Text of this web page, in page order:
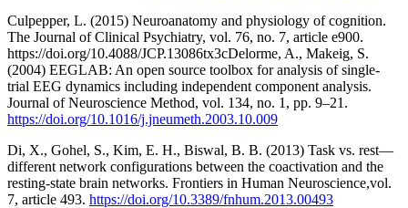
Culpepper, L. (2015) Neuroanatomy and physiology of cognition.
The Journal of Clinical Psychiatry, vol. 76, no. 7, article e900.
https://doi.org/10.4088/JCP.13086tx3cDelorme, A., Makeig, S.
(2004) EEGLAB: An open source toolbox for analysis of single-
trial EEG dynamics including independent component analysis.
Journal of Neuroscience Method, vol. 134, no. 1, pp. 9–21.
https://doi.org/10.1016/j.jneumeth.2003.10.009
Di, X., Gohel, S., Kim, E. H., Biswal, B. B. (2013) Task vs. rest—
different network configurations between the coactivation and the
resting-state brain networks. Frontiers in Human Neuroscience,vol.
7, article 493. https://doi.org/10.3389/fnhum.2013.00493